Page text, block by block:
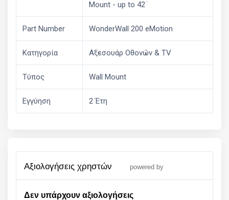
Mount - up to 42¨
Part Number WonderWall 200 eMotion
Κατηγορία Αξεσουάρ Οθονών & ΤV
Τύπος Wall Mount
Εγγύηση 2 Έτη
αξιολογήσεις χρηστών powered by
Δεν υπάρχουν αξιολογήσεις